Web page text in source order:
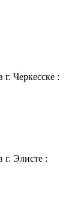
Черкесске :
г. Элисте :